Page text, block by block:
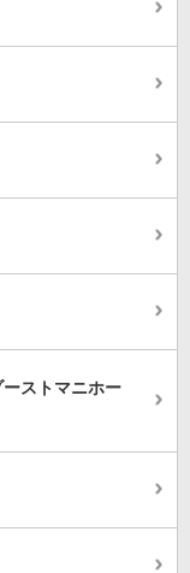
ストマニホー